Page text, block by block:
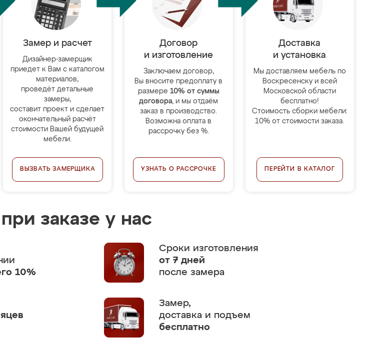
Замер и расчет
Дизайнер-замерщик
приедет к Вам с каталогом
материалов,
проведёт детальные
замеры,
составит проект и сделает
окончательный расчёт
стоимости Вашей будущей
мебели.
ВЫЗВАТЬ ЗАМЕРЩИКА
Договор
и изготовление
Заключаем договор,
Вы вносите предоплату в
размере 10% от суммы
договора, и мы отдаём
заказ в производство.
Возможна оплата в
рассрочку без %.
УЗНАТЬ О РАССРОЧКЕ
Доставка
и установка
Мы доставляем мебель по
Воскресенску и всей
Московской области
бесплатно!
Стоимость сборки мебели:
10% от стоимости заказа.
ПЕРЕЙТИ В КАТАЛОГ
заказе у нас
10%
Сроки изготовления
от 7 дней
после замера
Замер,
доставка и подъем
бесплатно